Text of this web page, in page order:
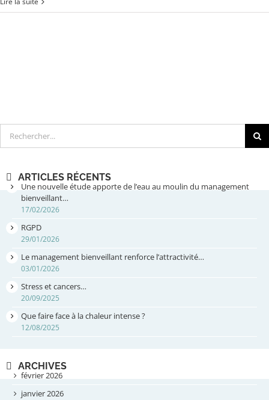
Rechercher
ARTICLES RÉCENTS
Une nouvelle étude apporte de l’eau au moulin du management
bienveillant…
17/02/2026
RGPD
29/01/2026
Le management bienveillant renforce l’attractivité…
03/01/2026
Stress et cancers…
20/09/2025
Que faire face à la chaleur intense ?
12/08/2025
ARCHIVES
février 2026
janvier 2026